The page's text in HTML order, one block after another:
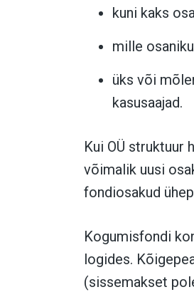
kuni kaks
mille
üks või
kasusaajad.
Kui OÜ struktuur
võimalik uusi
fondiosakud
Kogumisfondi
logides.
(sissemakset